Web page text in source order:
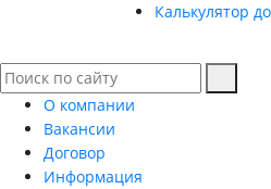
Калькулятор
О компании
Вакансии
Договор
Информация